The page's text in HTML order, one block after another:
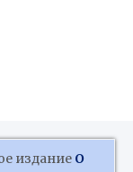
издание О